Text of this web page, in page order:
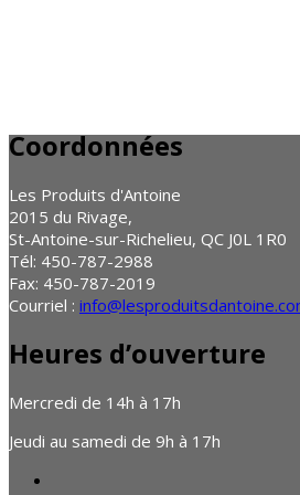
Coordonnées
Les Produits d'Antoine
2015 du Rivage,
St-Antoine-sur-Richelieu, QC J0L 1R0
Tél: 450-787-2988
Fax: 450-787-2019
Courriel :
Heures d’ouverture
Mercredi de 14h à 17h
Jeudi au samedi de 9h à 17h